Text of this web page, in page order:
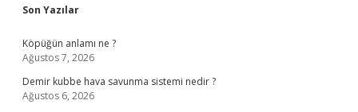
Sidebar
Son Yazılar
Köpüğün anlamı ne ?
Ağustos 7, 2026
Demir kubbe hava savunma sistemi nedir ?
Ağustos 6, 2026